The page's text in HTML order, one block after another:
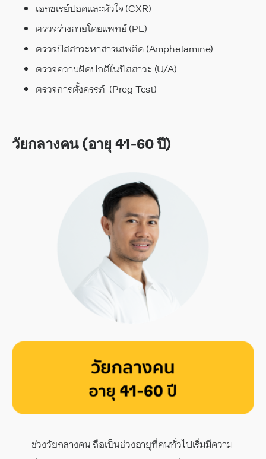
เอกซเรย์ปอดและหัวใจ (CXR)
ตรวจร่างกายโดยแพทย์ (PE)
ตรวจปัสสาวะหาสารเสพติด (Amphetamine)
ตรวจความผิดปกติในปัสสาวะ (U/A)
ตรวจการตั้งครรภ์ (Preg Test)
วัยกลางคน (อายุ 41-60 ปี)
ช่วงวัยกลางคน ถือเป็นช่วงอายุที่คนทั่วไปเริ่มมีความ